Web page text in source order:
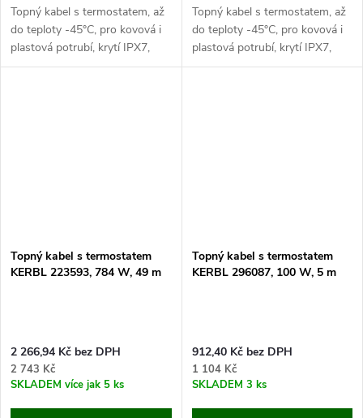
Topný kabel s termostatem, až
do teploty -45°C, pro kovová i
plastová potrubí, krytí IPX7,
topný kabel 24m, napájecí kabel
Topný kabel s termostatem, až
do teploty -45°C, pro kovová i
plastová potrubí, krytí IPX7,
topný kabel 37m, napájecí kabel
Topný kabel s termostatem
KERBL 223593, 784 W, 49 m
2 266,94 Kč bez DPH
2 743 Kč
SKLADEM více jak 5 ks
Topný kabel s termostatem
KERBL 296087, 100 W, 5 m
912,40 Kč bez DPH
1 104 Kč
SKLADEM 3 ks